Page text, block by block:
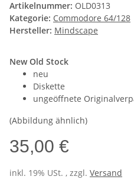
Artikelnummer: OLD0313
Kategorie: Commodore 64/128
Hersteller: Mindscape
New Old Stock
neu
Diskette
ungeöffnete
(Abbildung ähnlich)
35,00 €
inkl. 19% USt. , zzgl. Versand